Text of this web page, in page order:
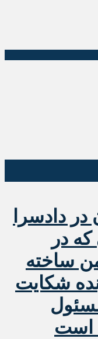
دادسرا
در
ساخته
شکایت
است